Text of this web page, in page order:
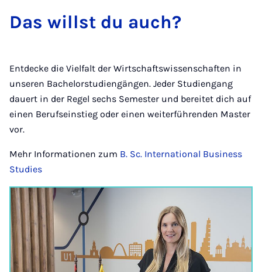
Das willst du auch?
Entdecke die Vielfalt der Wirtschaftswissenschaften in
unseren Bachelorstudiengängen. Jeder Studiengang
dauert in der Regel sechs Semester und bereitet dich auf
einen Berufseinstieg oder einen weiterführenden Master
vor.
Mehr Informationen zum B. Sc. International Business
Studies